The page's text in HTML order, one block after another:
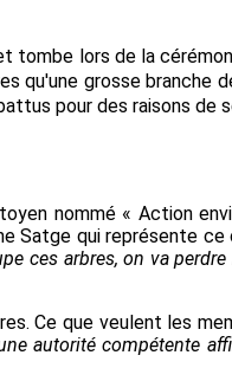
tombe lors de la
qu'une grosse branche
pour des raisons de
nommé « Action
Satge qui représente ce
ces arbres, on va
Ce que veulent les
autorité compétente